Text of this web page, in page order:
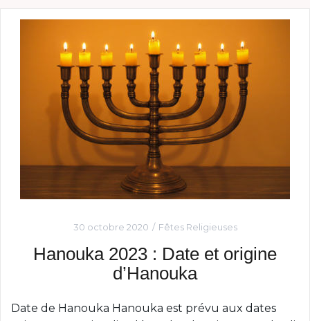
30 octobre 2020 Fêtes Religieuses
Hanouka 2023 : Date et origine
d’Hanouka
Date de Hanouka Hanouka est prévu aux dates